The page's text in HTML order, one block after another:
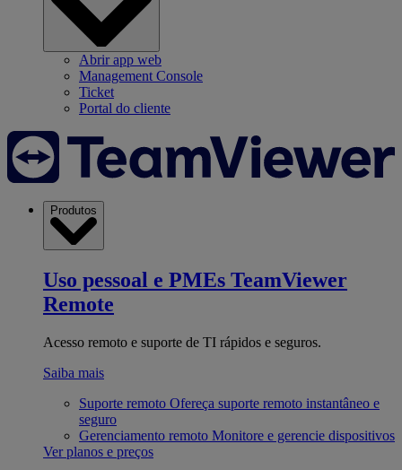
Abrir app web
Management Console
Ticket
Portal do cliente
Produtos
Uso pessoal e PMEs TeamViewer
Remote
Acesso remoto e suporte de TI rápidos e seguros.
Saiba mais
Suporte remoto Ofereça suporte remoto instantâneo e
seguro
Gerenciamento remoto Monitore e gerencie dispositivos
Ver planos e preços